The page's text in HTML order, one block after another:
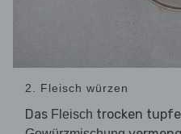
2. Fleisch würzen
Das Fleisch trocken